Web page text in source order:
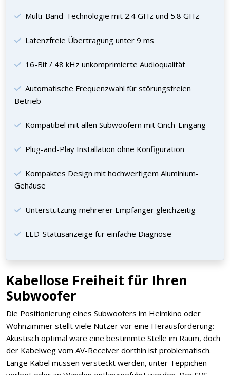
Multi-Band-Technologie mit 2.4 GHz und 5.8 GHz
Latenzfreie Übertragung unter 9 ms
16-Bit / 48 kHz unkomprimierte Audioqualität
Automatische Frequenzwahl für störungsfreien
Betrieb
Kompatibel mit allen Subwoofern mit Cinch-Eingang
Plug-and-Play Installation ohne Konfiguration
Kompaktes Design mit hochwertigem Aluminium-
Gehäuse
Unterstützung mehrerer Empfänger gleichzeitig
LED-Statusanzeige für einfache Diagnose
Kabellose Freiheit für Ihren
Subwoofer
Die Positionierung eines Subwoofers im Heimkino oder
Wohnzimmer stellt viele Nutzer vor eine Herausforderung:
Akustisch optimal wäre eine bestimmte Stelle im Raum, doch
der Kabelweg vom AV-Receiver dorthin ist problematisch.
Lange Kabel müssen versteckt werden, unter Teppichen